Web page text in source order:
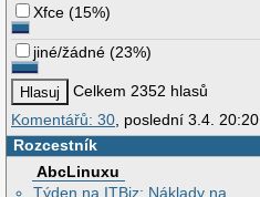
Xfce (15%)
jiné/žádné (23%)
Celkem 2352 hlasů
Komentářů: 30 , poslední 3.4. 20:20
Rozcestník
AbcLinuxu
Týden na ITBiz: Náklady na